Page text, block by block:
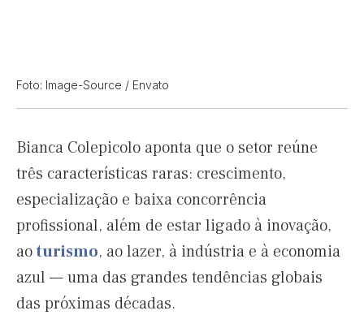
Foto: Image-Source / Envato
Bianca Colepicolo aponta que o setor reúne
três características raras: crescimento,
especialização e baixa concorrência
profissional, além de estar ligado à inovação,
aoturismo, ao lazer, à indústria e à economia
azul — uma das grandes tendências globais
das próximas décadas.